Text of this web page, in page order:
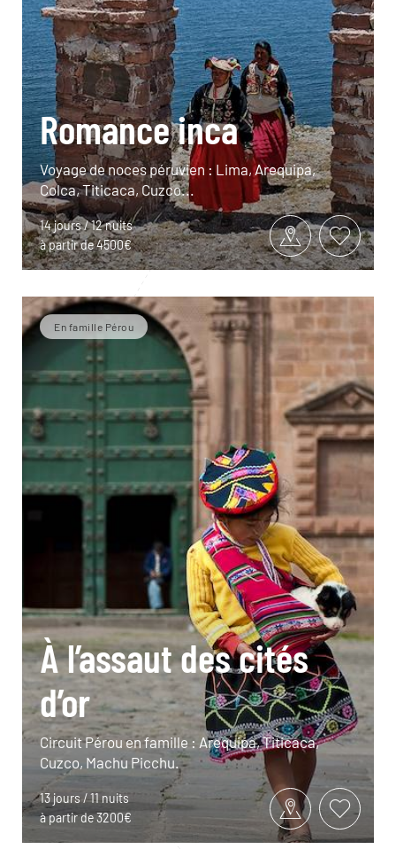
Romance inca
Voyage de noces péruvien : Lima, Arequipa,
Colca, Titicaca, Cuzco...
14 jours / 12 nuits
à partir de 4500€
En famille Pérou
À l’assaut des cités
d’or
Circuit Pérou en famille : Arequipa, Titicaca,
Cuzco, Machu Picchu.
13 jours / 11 nuits
à partir de 3200€